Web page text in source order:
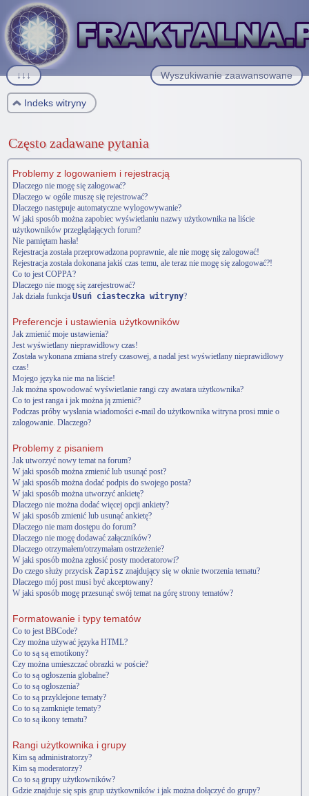
Wyszukiwanie zaawansowane
↓↓↓
Indeks witryny
Często zadawane pytania
Problemy z logowaniem i rejestracją
Dlaczego nie mogę się zalogować?
Dlaczego w ogóle muszę się rejestrować?
Dlaczego następuje automatyczne wylogowywanie?
W jaki sposób można zapobiec wyświetlaniu nazwy użytkownika na liście
użytkowników przeglądających forum?
Nie pamiętam hasła!
Rejestracja została przeprowadzona poprawnie, ale nie mogę się zalogować!
Rejestracja została dokonana jakiś czas temu, ale teraz nie mogę się zalogować?!
Co to jest COPPA?
Dlaczego nie mogę się zarejestrować?
Jak działa funkcja Usuń ciasteczka witryny?
Preferencje i ustawienia użytkowników
Jak zmienić moje ustawienia?
Jest wyświetlany nieprawidłowy czas!
Została wykonana zmiana strefy czasowej, a nadal jest wyświetlany nieprawidłowy
czas!
Mojego języka nie ma na liście!
Jak można spowodować wyświetlanie rangi czy awatara użytkownika?
Co to jest ranga i jak można ją zmienić?
Podczas próby wysłania wiadomości e-mail do użytkownika witryna prosi mnie o
zalogowanie. Dlaczego?
Problemy z pisaniem
Jak utworzyć nowy temat na forum?
W jaki sposób można zmienić lub usunąć post?
W jaki sposób można dodać podpis do swojego posta?
W jaki sposób można utworzyć ankietę?
Dlaczego nie można dodać więcej opcji ankiety?
W jaki sposób zmienić lub usunąć ankietę?
Dlaczego nie mam dostępu do forum?
Dlaczego nie mogę dodawać załączników?
Dlaczego otrzymałem/otrzymałam ostrzeżenie?
W jaki sposób można zgłosić posty moderatorowi?
Do czego służy przycisk Zapisz znajdujący się w oknie tworzenia tematu?
Dlaczego mój post musi być akceptowany?
W jaki sposób mogę przesunąć swój temat na górę strony tematów?
Formatowanie i typy tematów
Co to jest BBCode?
Czy można używać języka HTML?
Co to są są emotikony?
Czy można umieszczać obrazki w poście?
Co to są ogłoszenia globalne?
Co to są ogłoszenia?
Co to są przyklejone tematy?
Co to są zamknięte tematy?
Co to są ikony tematu?
Rangi użytkownika i grupy
Kim są administratorzy?
Kim są moderatorzy?
Co to są grupy użytkowników?
Gdzie znajduje się spis grup użytkowników i jak można dołączyć do grupy?